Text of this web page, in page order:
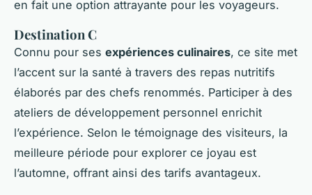
en fait une option attrayante pour les voyageurs.
Destination C
Connu pour ses expériences culinaires, ce site met
l’accent sur la santé à travers des repas nutritifs
élaborés par des chefs renommés. Participer à des
ateliers de développement personnel enrichit
l’expérience. Selon le témoignage des visiteurs, la
meilleure période pour explorer ce joyau est
l’automne, offrant ainsi des tarifs avantageux.